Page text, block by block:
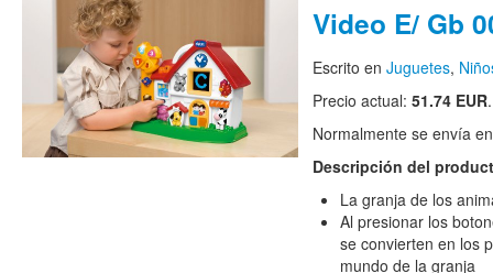
Video E/ Gb
Escrito en Juguetes,
Precio actual: 51.74 EUR.
Normalmente se envía
Descripción del
La granja de los
Al presionar los
se convierten en los
mundo de la granja